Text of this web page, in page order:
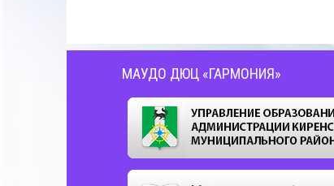
МАУДО ДЮЦ «ГАРМОНИЯ»